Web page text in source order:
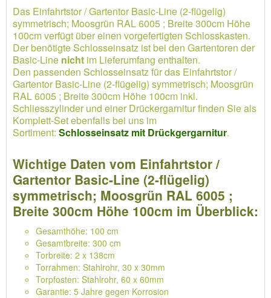
Das Einfahrtstor / Gartentor Basic-Line (2-flügelig)
symmetrisch; Moosgrün RAL 6005 ; Breite 300cm Höhe
100cm verfügt über einen vorgefertigten Schlosskasten.
Der benötigte Schlosseinsatz ist bei den Gartentoren der
Basic-Line nicht im Lieferumfang enthalten.
Den passenden Schlosseinsatz für das Einfahrtstor /
Gartentor Basic-Line (2-flügelig) symmetrisch; Moosgrün
RAL 6005 ; Breite 300cm Höhe 100cm inkl.
Schliesszylinder und einer Drückergarnitur finden Sie als
Komplett-Set ebenfalls bei uns im
Sortiment: Schlosseinsatz mit Drückgergarnitur.
Wichtige Daten vom Einfahrtstor /
Gartentor Basic-Line (2-flügelig)
symmetrisch; Moosgrün RAL 6005 ;
Breite 300cm Höhe 100cm im Überblick:
Gesamthöhe: 100 cm
Gesamtbreite: 300 cm
Torbreite: 2 x 138cm
Torrahmen: Stahlrohr, 30 x 30mm
Torpfosten: Stahlrohr, 60 x 60mm
Garantie: 5 Jahre gegen Korrosion